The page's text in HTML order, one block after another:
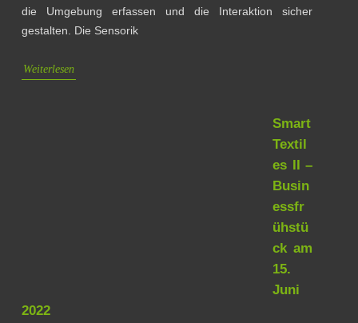
die Umgebung erfassen und die Interaktion sicher
gestalten. Die Sensorik
Weiterlesen
Smart
Textil
es II –
Busin
essfr
ühstü
ck am
15.
Juni
2022